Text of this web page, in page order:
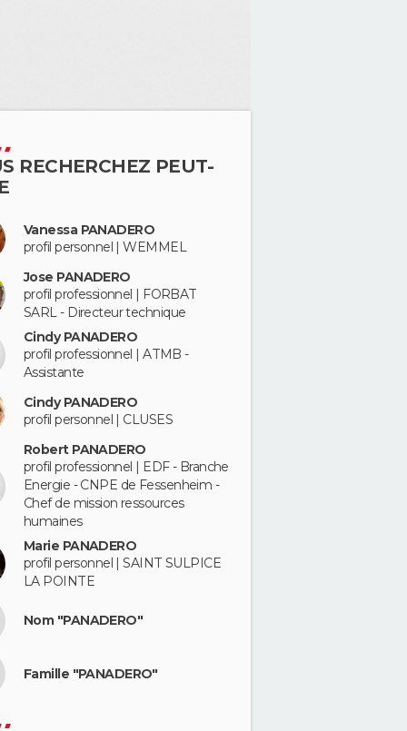
RECHERCHEZ PEUT-
Vanessa PANADERO
profil personnel | WEMMEL
Jose PANADERO
profil professionnel | FORBAT
SARL - Directeur technique
Cindy PANADERO
profil professionnel | ATMB -
Assistante
Cindy PANADERO
profil personnel | CLUSES
Robert PANADERO
profil professionnel | EDF - Branche
Energie - CNPE de Fessenheim -
Chef de mission ressources
humaines
Marie PANADERO
profil personnel | SAINT SULPICE
LA POINTE
Nom "PANADERO"
Famille "PANADERO"